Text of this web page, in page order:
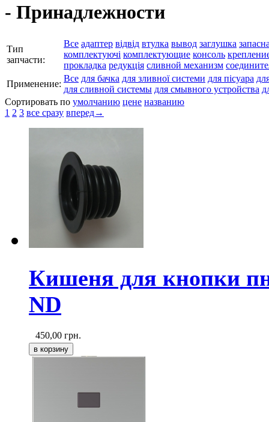
- Принадлежности
Тип
запчасти:
Все адаптер відвід втулка вывод заглушка
комплектуючі комплектующие консоль
прокладка редукція сливной механизм
Применение:
Все для бачка для зливної системи для пісуара
для сливной системы для смывного устройства
Сортировать по умолчанию цене названию
1 2 3 все сразу вперед→
Кишеня для кнопки
ND
450,00 грн.